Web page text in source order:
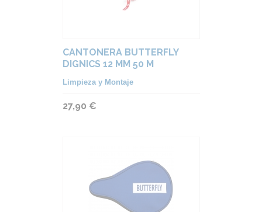
CANTONERA BUTTERFLY
DIGNICS 12 MM 50 M
Limpieza y Montaje
27,90 €